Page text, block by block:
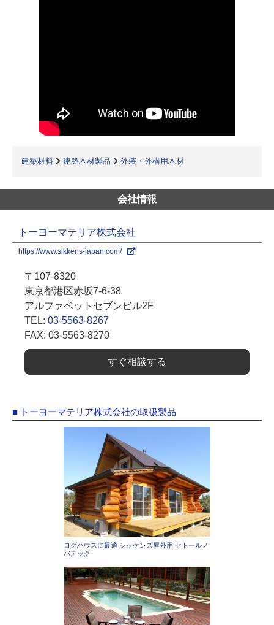
建築材料 建築木材製品 外装・外構用木材
会社情報
トーヨーマテリア株式会社
https://www.sikkens-japan.com/
〒107-8320
東京都港区赤坂7-6-38
アルファベットセブンビル2F
TEL: 03-5563-8267
FAX: 03-5563-8270
すぐ相談する
■ トーヨーマテリア株式会社の取扱製品
ログハウスに最適 シッケンズ屋外用 セトールノ
バテック